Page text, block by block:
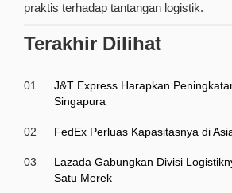
praktis terhadap tantangan logistik.
Terakhir Dilihat
01
J&T Express Harapkan
Singapura
02 FedEx Perluas Kapasitasnya di
03
Lazada Gabungkan Divisi
Satu Merek